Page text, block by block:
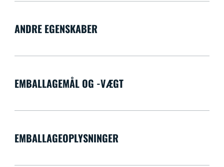
ANDRE EGENSKABER
EMBALLAGEMÅL OG -VÆGT
EMBALLAGEOPLYSNINGER